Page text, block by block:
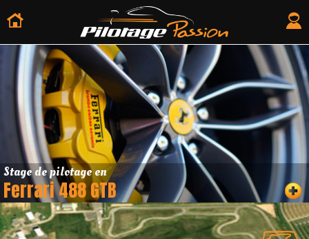
Stage de pilotage en
Ferrari 488 GTB